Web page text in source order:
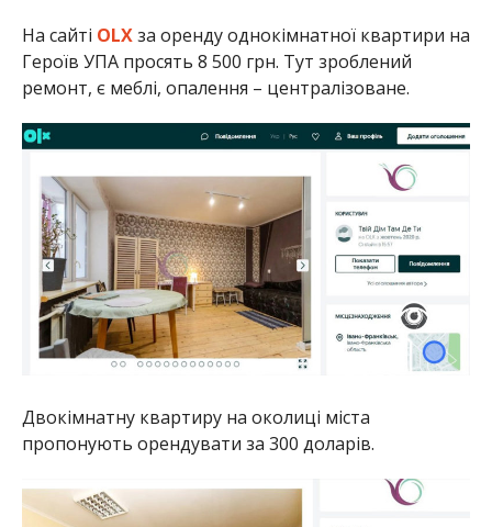
На сайті OLXза оренду однокімнатної квартири на
Героїв УПА просять 8 500 грн. Тут зроблений
ремонт, є меблі, опалення – централізоване.
Двокімнатну квартиру на околиці міста
пропонують орендувати за 300 доларів.